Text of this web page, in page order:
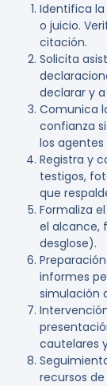
Identifica
o juicio.
citación.
Solicita
declarar y
Comunica
confianza
los
Registra y
testigos,
que
Formaliza
el alcance,
desglose).
informes
simulación
cautelares
recursos